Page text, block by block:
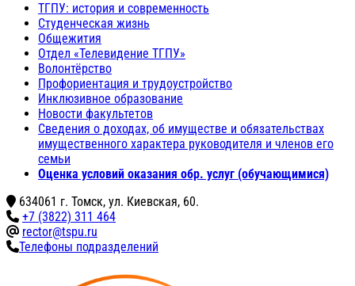
ТГПУ: история и современность
Студенческая жизнь
Общежития
Отдел «Телевидение ТГПУ»
Волонтёрство
Профориентация и трудоустройство
Инклюзивное образование
Новости факультетов
Сведения о доходах, об имуществе и обязательствах
имущественного характера руководителя и членов его
семьи
Оценка условий оказания обр. услуг (обучающимися)
634061 г. Томск, ул. Киевская, 60.
+7 (3822) 311 464
rector@tspu.ru
Телефоны подразделений